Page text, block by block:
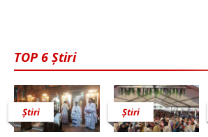
TOP 6 Știri
Știri Știri